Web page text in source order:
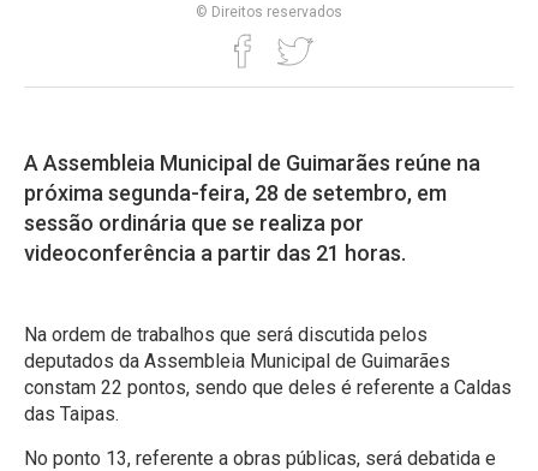
© Direitos reservados
A Assembleia Municipal de Guimarães reúne na
próxima segunda-feira, 28 de setembro, em
sessão ordinária que se realiza por
videoconferência a partir das 21 horas.
Na ordem de trabalhos que será discutida pelos
deputados da Assembleia Municipal de Guimarães
constam 22 pontos, sendo que deles é referente a Caldas
das Taipas.
No ponto 13, referente a obras públicas, será debatida e